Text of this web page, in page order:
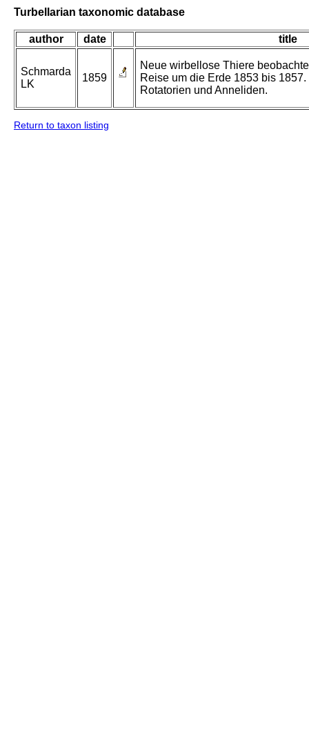
Turbellarian taxonomic database
author date title
Schmarda
LK
1859
Neue wirbellose Thiere
Reise um die Erde 1853 bis
Rotatorien und Anneliden.
Return to taxon listing